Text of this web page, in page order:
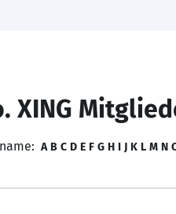
XING
A B C D E F G H I J K L M N